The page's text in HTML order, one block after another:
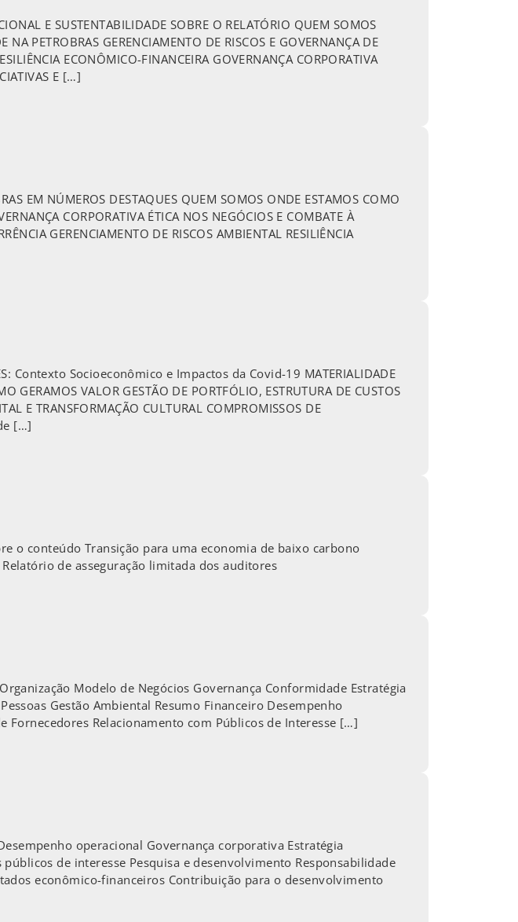
E SUSTENTABILIDADE SOBRE O RELATÓRIO QUEM SOMOS
PETROBRAS GERENCIAMENTO DE RISCOS E GOVERNANÇA DE
ECONÔMICO-FINANCEIRA GOVERNANÇA CORPORATIVA
E […]
EM NÚMEROS DESTAQUES QUEM SOMOS ONDE ESTAMOS COMO
CORPORATIVA ÉTICA NOS NEGÓCIOS E COMBATE À
GERENCIAMENTO DE RISCOS AMBIENTAL RESILIÊNCIA
Contexto Socioeconômico e Impactos da Covid-19 MATERIALIDADE
GERAMOS VALOR GESTÃO DE PORTFÓLIO, ESTRUTURA DE CUSTOS
E TRANSFORMAÇÃO CULTURAL COMPROMISSOS DE
[…]
o conteúdo Transição para uma economia de baixo carbono
de asseguração limitada dos auditores
Modelo de Negócios Governança Conformidade Estratégia
Gestão Ambiental Resumo Financeiro Desempenho
Fornecedores Relacionamento com Públicos de Interesse […]
operacional Governança corporativa Estratégia
de interesse Pesquisa e desenvolvimento Responsabilidade
econômico-financeiros Contribuição para o desenvolvimento